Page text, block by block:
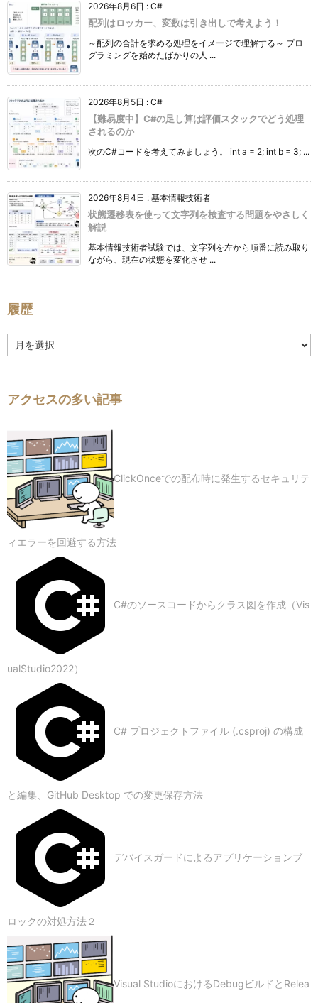
2026年8月6日 : C#
配列はロッカー、変数は引き出しで考えよう！
～配列の合計を求める処理をイメージで理解する～ プロ
グラミングを始めたばかりの人 ...
2026年8月5日 : C#
【難易度中】C#の足し算は評価スタックでどう処理
されるのか
次のC#コードを考えてみましょう。 int a = 2; int b = 3; ...
2026年8月4日 : 基本情報技術者
状態遷移表を使って文字列を検査する問題をやさしく
解説
基本情報技術者試験では、文字列を左から順番に読み取り
ながら、現在の状態を変化させ ...
履歴
歴
アクセスの多い記事
ClickOnceでの配布時に発生するセキュリテ
ィエラーを回避する方法
C#のソースコードからクラス図を作成（Vis
ualStudio2022）
C# プロジェクトファイル (.csproj) の構成
と編集、GitHub Desktop での変更保存方法
デバイスガードによるアプリケーションブ
ロックの対処方法２
Visual StudioにおけるDebugビルドとRelea